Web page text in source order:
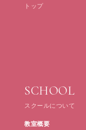
トップ
SCHOOL
スクールについて
教室概要